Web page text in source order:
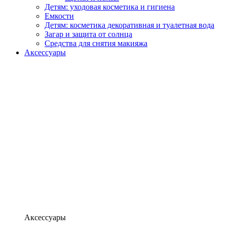
Детям: уходовая косметика и гигиена
Емкости
Детям: косметика декоративная и туалетная вода
Загар и защита от солнца
Средства для снятия макияжа
Аксессуары
Аксессуары